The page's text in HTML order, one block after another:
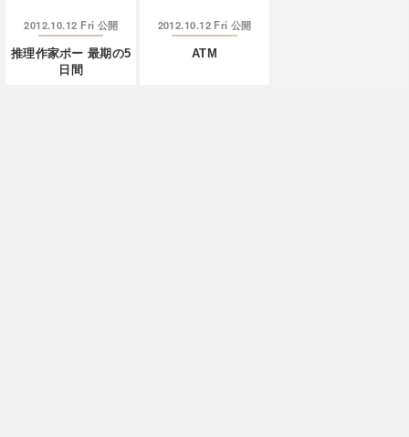
2012.10.12 Fri 公開
推理作家ポー 最期の5
日間
2012.10.12 Fri 公開
ATM